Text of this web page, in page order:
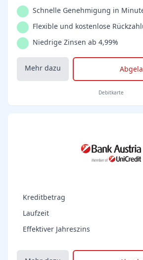
Schnelle Genehmigung in
Flexible und kostenlose
Niedrige Zinsen ab 4,99%
Mehr dazu
Debitkarte
Kreditbetrag
Laufzeit
Effektiver Jahreszins